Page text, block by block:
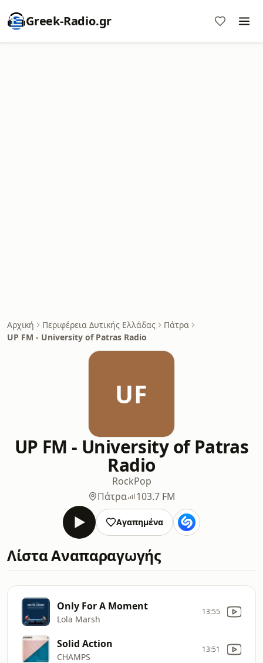
Greek-Radio.gr
Αρχική Περιφέρεια Δυτικής Ελλάδας
Πάτρα
UP FM - University of Patras Radio
UF
UP FM - University of Patras
Radio
RockPop
Πάτρα
103.7 FM
Αγαπημένα
Λίστα Αναπαραγωγής
Only For A Moment
Lola Marsh
13:55
Solid Action
CHAMPS
13:51